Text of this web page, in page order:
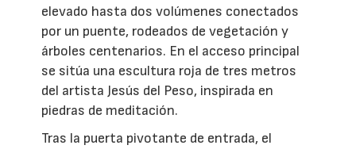
elevado hasta dos volúmenes conectados
por un puente, rodeados de vegetación y
árboles centenarios. En el acceso principal
se sitúa una escultura roja de tres metros
del artista Jesús del Peso, inspirada en
piedras de meditación.
Tras la puerta pivotante de entrada, el